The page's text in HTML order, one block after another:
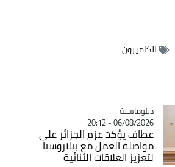
الكاميرون
Catégorie
دبلوماسية
06/08/2026 - 20:12
عطاف يؤكد عزم الجزائر على
مواصلة العمل مع بيلاروسيا
لتعزيز العلاقات الثنائية